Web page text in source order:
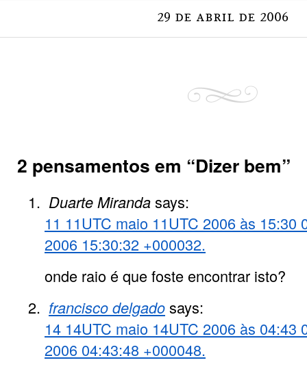
29 de abril de 2006
2 pensamentos em “Dizer bem”
Duarte Mirandasays:
11 11UTC maio 11UTC 2006 às 15:30
2006 15:30:32 +000032.
onde raio é que foste encontrar isto?
francisco delgadosays:
14 14UTC maio 14UTC 2006 às 04:43
2006 04:43:48 +000048.